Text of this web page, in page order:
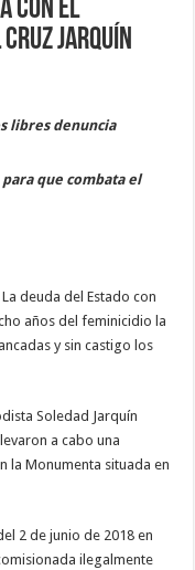
con el
Jarquín
libres denuncia
que combata el
deuda del Estado con
años del feminicidio la
y sin castigo los
Soledad Jarquín
a cabo una
la Monumenta situada en
2 de junio de 2018 en
ilegalmente